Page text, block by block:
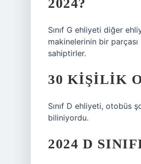
2024?
Sınıf G ehliyeti diğer
makinelerinin bir
sahiptirler.
30 KIŞILIK
Sınıf D ehliyeti, otobüs
biliniyordu.
2024 D